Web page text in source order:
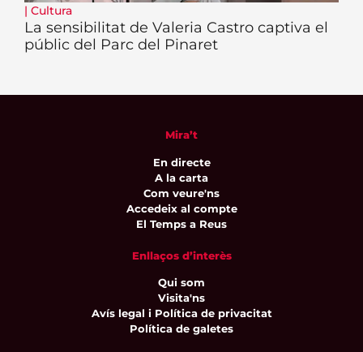
| Cultura
La sensibilitat de Valeria Castro captiva el
públic del Parc del Pinaret
Mira’t
En directe
A la carta
Com veure'ns
Accedeix al compte
El Temps a Reus
Enllaços d’interès
Qui som
Visita'ns
Avís legal i Política de privacitat
Política de galetes